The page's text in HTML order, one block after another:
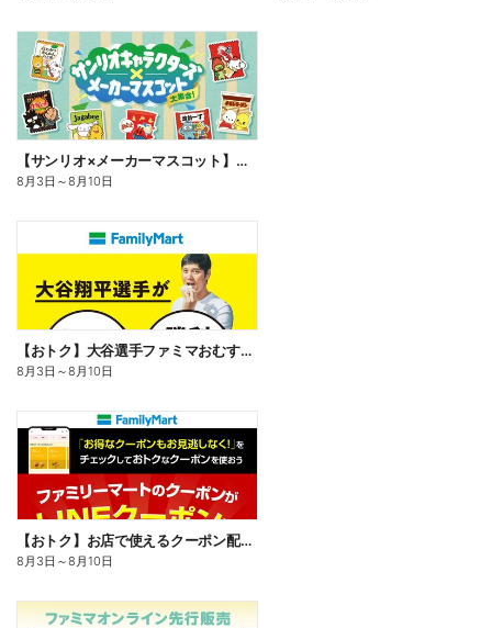
【サンリオ×メーカーマスコット】オリジナルグッズ貰える!
8月3日 ～8月10日
【おトク】大谷選手ファミマおむすび割
8月3日 ～8月10日
【おトク】お店で使えるクーポン配信中
8月3日 ～8月10日